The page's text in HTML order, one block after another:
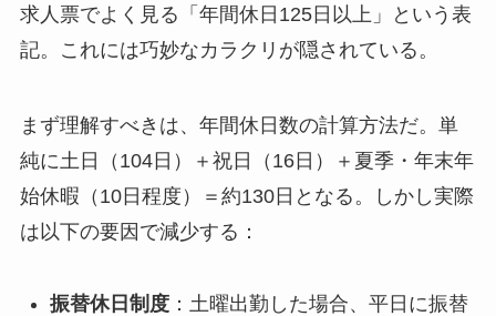
求人票でよく見る「年間休日125日以上」という表
記。これには巧妙なカラクリが隠されている。
まず理解すべきは、年間休日数の計算方法だ。単
純に土日（104日）＋祝日（16日）＋夏季・年末年
始休暇（10日程度）＝約130日となる。しかし実際
は以下の要因で減少する：
振替休日制度：土曜出勤した場合、平日に振替